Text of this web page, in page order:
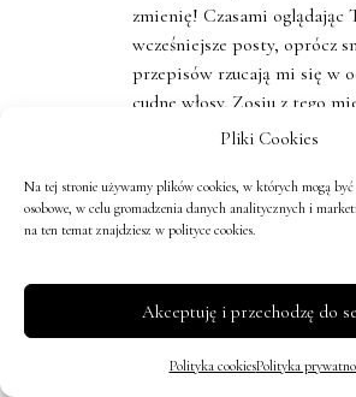
Pliki Cookies
Na tej stronie używamy plików cookies, w których mogą być
osobowe, w celu gromadzenia danych analitycznych i
na ten temat znajdziesz w polityce cookies.
Akceptuję i przechodzę do
Polityka cookiesPolityka
zmienię! Czasami oglądając
wcześniejsze posty, oprócz
przepisów rzucają mi się w
cudne włosy. Zosiu z tego
Cię -napisz co Ty z nimi
gotowaniu a nie modzie i
dobre jedzenie łączy się z
Sylwia , 11 lat temu